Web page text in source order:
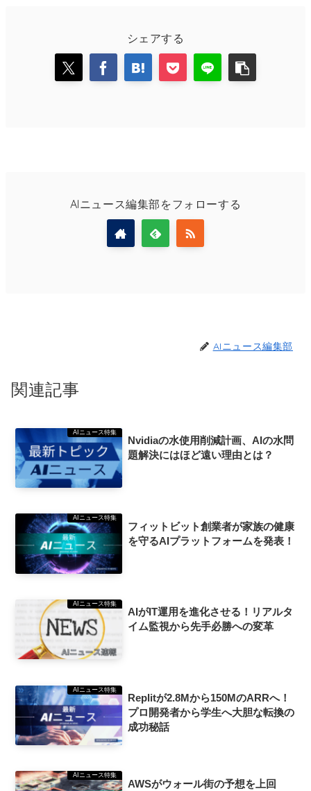
シェアする
AIニュース編集部をフォローする
AIニュース編集部
関連記事
AIニュース特集
Nvidiaの水使用削減計画、AIの水問
題解決にはほど遠い理由とは？
AIニュース特集
フィットビット創業者が家族の健康
を守るAIプラットフォームを発表！
AIニュース特集
AIがIT運用を進化させる！リアルタ
イム監視から先手必勝への変革
AIニュース特集
Replitが2.8Mから150MのARRへ！
プロ開発者から学生へ大胆な転換の
成功秘話
AIニュース特集
AWSがウォール街の予想を上回